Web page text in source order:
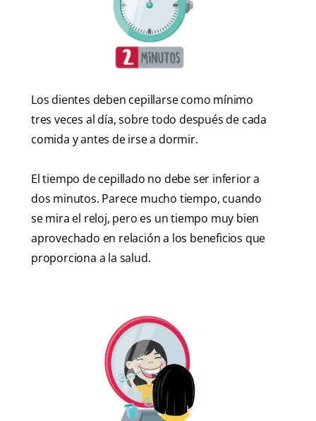
Los dientes deben cepillarse como mínimo
tres veces al día, sobre todo después de cada
comida y antes de irse a dormir.
El tiempo de cepillado no debe ser inferior a
dos minutos. Parece mucho tiempo, cuando
se mira el reloj, pero es un tiempo muy bien
aprovechado en relación a los beneficios que
proporciona a la salud.